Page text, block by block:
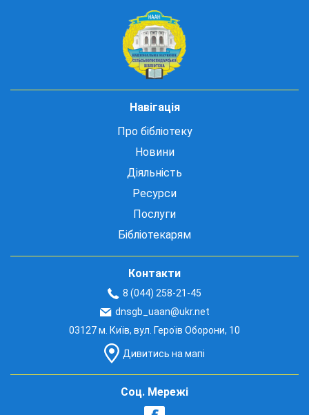
Навігація
Про бібліотеку
Новини
Діяльність
Ресурси
Послуги
Бібліотекарям
Контакти
8 (044) 258-21-45
dnsgb_uaan@ukr.net
03127 м. Київ, вул. Героїв Оборони, 10
Дивитись на мапі
Соц. Мережі